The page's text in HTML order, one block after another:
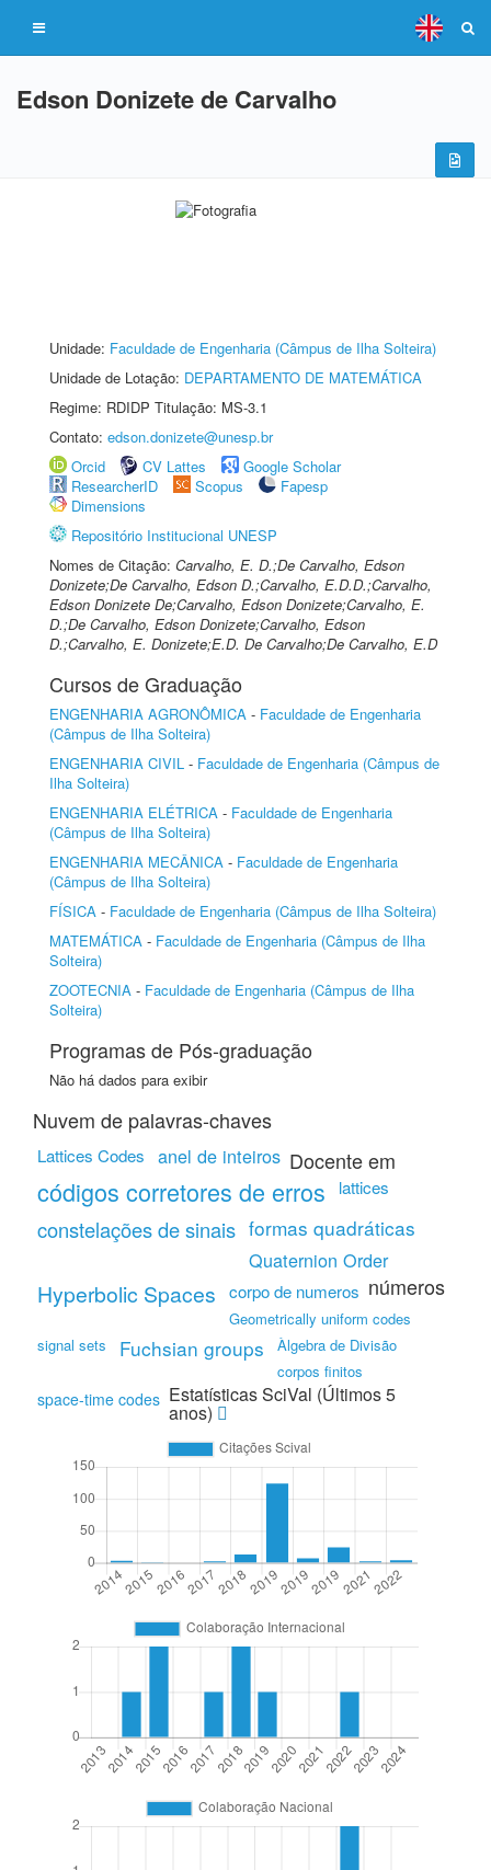
Edson Donizete de Carvalho
Unidade: Faculdade de Engenharia (Câmpus de Ilha Solteira)
Unidade de Lotação: DEPARTAMENTO DE MATEMÁTICA
Regime: RDIDP Titulação: MS-3.1
Contato: edson.donizete@unesp.br
Orcid
CV Lattes
Google Scholar
ResearcherID
Scopus
Fapesp
Dimensions
Repositório Institucional UNESP
Nomes de Citação: Carvalho, E. D.;De Carvalho, Edson
Donizete;De Carvalho, Edson D.;Carvalho, E.D.D.;Carvalho,
Edson Donizete De;Carvalho, Edson Donizete;Carvalho, E.
D.;De Carvalho, Edson Donizete;Carvalho, Edson
D.;Carvalho, E. Donizete;E.D. De Carvalho;De Carvalho, E.D
Cursos de Graduação
ENGENHARIA AGRONÔMICA - Faculdade de Engenharia
(Câmpus de Ilha Solteira)
ENGENHARIA CIVIL - Faculdade de Engenharia (Câmpus de
Ilha Solteira)
ENGENHARIA ELÉTRICA - Faculdade de Engenharia
(Câmpus de Ilha Solteira)
ENGENHARIA MECÂNICA - Faculdade de Engenharia
(Câmpus de Ilha Solteira)
FÍSICA - Faculdade de Engenharia (Câmpus de Ilha Solteira)
MATEMÁTICA - Faculdade de Engenharia (Câmpus de Ilha
Solteira)
ZOOTECNIA - Faculdade de Engenharia (Câmpus de Ilha
Solteira)
Programas de Pós-graduação
Não há dados para exibir
Nuvem de palavras-chaves
Lattices Codes anel de inteiros
códigos corretores de erros lattices
constelações de sinais formas quadráticas
Quaternion Order
Hyperbolic Spaces corpo de numeros
Geometrically uniform codes
signal sets
Fuchsian groups
Àlgebra de Divisão
corpos finitos
space-time codes
Docente em
números
Estatísticas SciVal (Últimos 5
anos)